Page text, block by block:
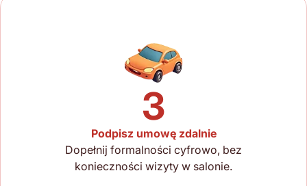
3
Podpisz umowę zdalnie
Dopełnij formalności cyfrowo, bez
konieczności wizyty w salonie.